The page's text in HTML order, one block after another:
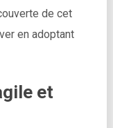
de cet
en adoptant
et